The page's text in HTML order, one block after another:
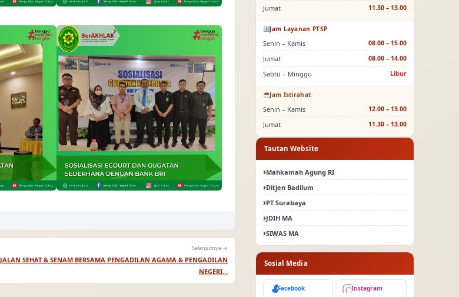
Selanjutnya →
JALAN SEHAT & SENAM BERSAMA PENGADILAN AGAMA & PENGADILAN
NEGERI…
Jumat 11.30 – 13.00
Jam Layanan PTSP
Senin – Kamis 08.00 – 15.00
Jumat 08.00 – 14.00
Sabtu – Minggu Libur
Jam Istirahat
Senin – Kamis 12.00 – 13.00
Jumat 11.30 – 13.00
Tautan Website
Mahkamah Agung RI
Ditjen Badilum
PT Surabaya
JDIH MA
SIWAS MA
Sosial Media
Facebook Instagram